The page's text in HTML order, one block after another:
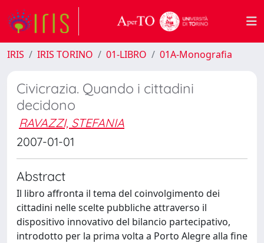
IRIS IRIS TORINO 01-LIBRO 01A-Monografia
Civicrazia. Quando i cittadini
decidono
RAVAZZI, STEFANIA
2007-01-01
Abstract
Il libro affronta il tema del coinvolgimento dei
cittadini nelle scelte pubbliche attraverso il
dispositivo innovativo del bilancio partecipativo,
introdotto per la prima volta a Porto Alegre alla fine